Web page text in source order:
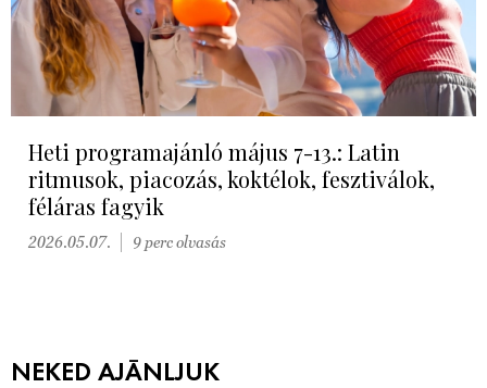
Heti programajánló május 7-13.: Latin
ritmusok, piacozás, koktélok, fesztiválok,
féláras fagyik
2026.05.07. 9 perc olvasás
NEKED AJÁNLJUK